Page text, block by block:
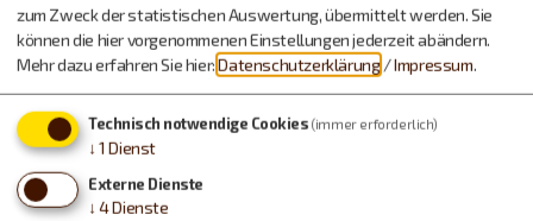
zum Zweck der statistischen Auswertung, übermittelt werden. Sie
können die hier vorgenommenen Einstellungen jederzeit abändern.
Mehr dazu erfahren Sie hier:Datenschutzerklärung /Impressum.
Technisch notwendige Cookies (immer erforderlich)
↓ 1 Dienst
Externe Dienste
↓ 4Dienste